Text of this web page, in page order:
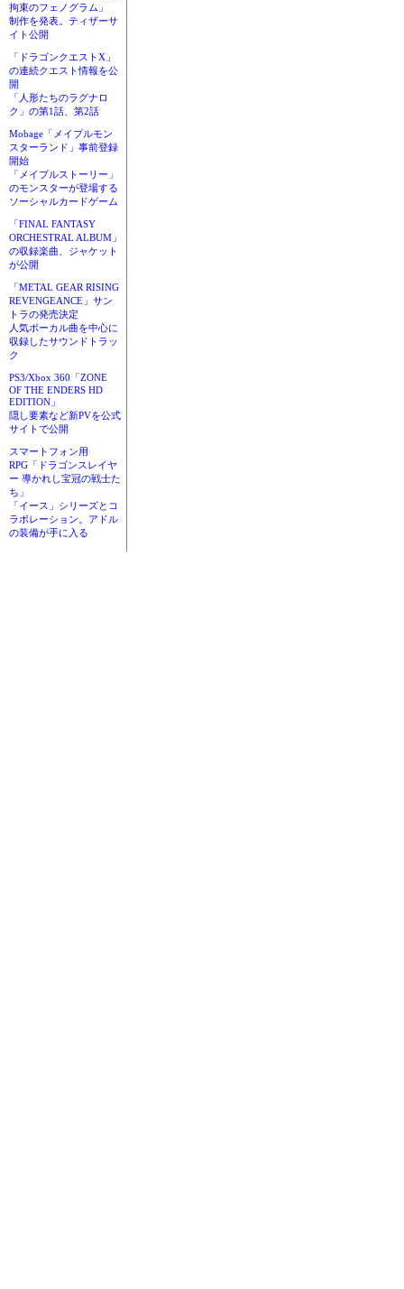
拘束のフェノグラム」
制作を発表。ティザーサ
イト公開
「ドラゴンクエストX」
の連続クエスト情報を公
開
「人形たちのラグナロ
ク」の第1話、第2話
Mobage「メイプルモン
スターランド」事前登録
開始
「メイプルストーリー」
のモンスターが登場する
ソーシャルカードゲーム
「FINAL FANTASY
ORCHESTRAL ALBUM」
の収録楽曲、ジャケット
が公開
「METAL GEAR RISING
REVENGEANCE」サン
トラの発売決定
人気ボーカル曲を中心に
収録したサウンドトラッ
ク
PS3/Xbox 360「ZONE
OF THE ENDERS HD
EDITION」
隠し要素など新PVを公式
サイトで公開
スマートフォン用
RPG「ドラゴンスレイヤ
ー 導かれし宝冠の戦士た
ち」
「イース」シリーズとコ
ラボレーション。アドル
の装備が手に入る